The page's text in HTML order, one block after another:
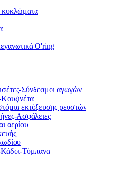
κυκλώματα
O'ring
Σύνδεσμοι αγωγών
εκτόξευσης ρευστών
Ασφάλειες
αερίου
Τύμπανα